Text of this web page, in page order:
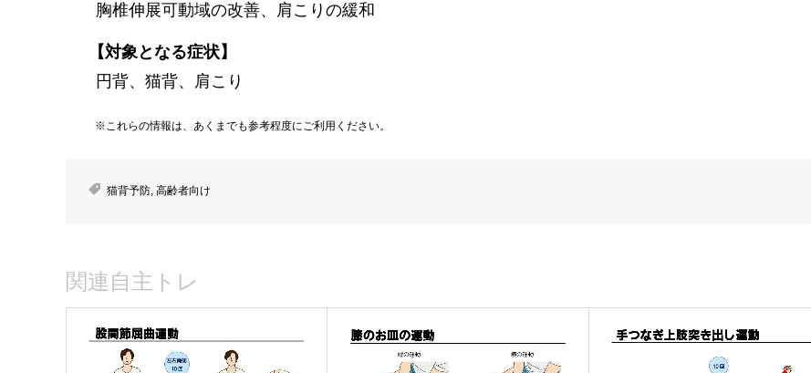
胸椎伸展可動域の改善、肩こりの緩和
【対象となる症状】
円背、猫背、肩こり
※これらの情報は、あくまでも参考程度にご利用ください。
猫背予防, 高齢者向け
関連自主トレ